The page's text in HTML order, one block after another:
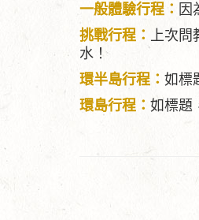
一般體驗行程： 因
挑戰行程： 上次問
水！
環半島行程：如標
環島行程：如標題